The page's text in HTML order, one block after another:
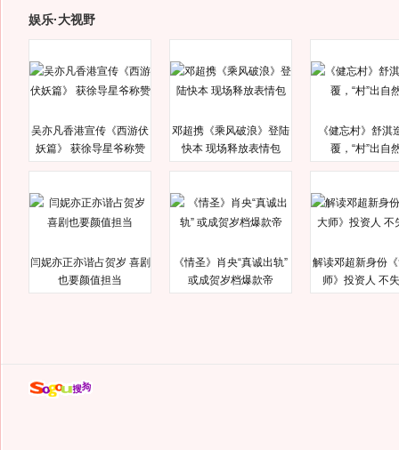
娱乐·大视野
吴亦凡香港宣传《西游伏
妖篇》 获徐导星爷称赞
邓超携《乘风破浪》登陆
快本 现场释放表情包
《健忘村》舒淇
覆，“村”出自
闫妮亦正亦谐占贺岁 喜剧
也要颜值担当
《情圣》肖央“真诚出轨”
或成贺岁档爆款帝
解读邓超新身份
师》投资人 不